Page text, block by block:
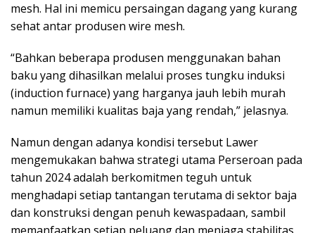
mesh. Hal ini memicu persaingan dagang yang kurang
sehat antar produsen wire mesh.
“Bahkan beberapa produsen menggunakan bahan
baku yang dihasilkan melalui proses tungku induksi
(induction furnace) yang harganya jauh lebih murah
namun memiliki kualitas baja yang rendah,” jelasnya.
Namun dengan adanya kondisi tersebut Lawer
mengemukakan bahwa strategi utama Perseroan pada
tahun 2024 adalah berkomitmen teguh untuk
menghadapi setiap tantangan terutama di sektor baja
dan konstruksi dengan penuh kewaspadaan, sambil